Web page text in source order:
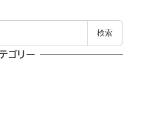
検索
ゴリー